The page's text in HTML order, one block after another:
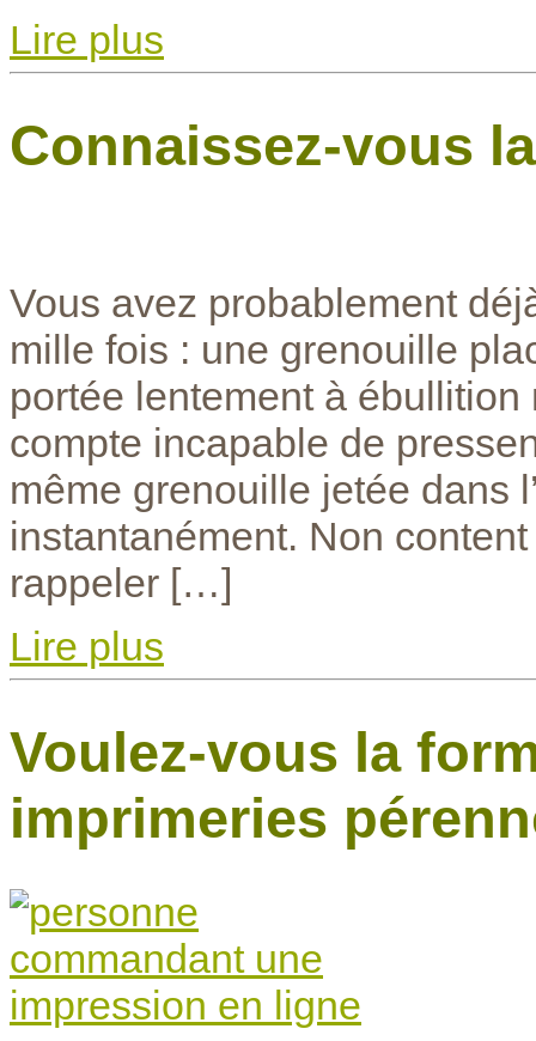
Lire plus
Connaissez-vous
Vous avez probablement
mille fois : une grenouille
portée lentement à ébullition
compte incapable de
même grenouille jetée dans
instantanément. Non
rappeler […]
Lire plus
Voulez-vous la
imprimeries